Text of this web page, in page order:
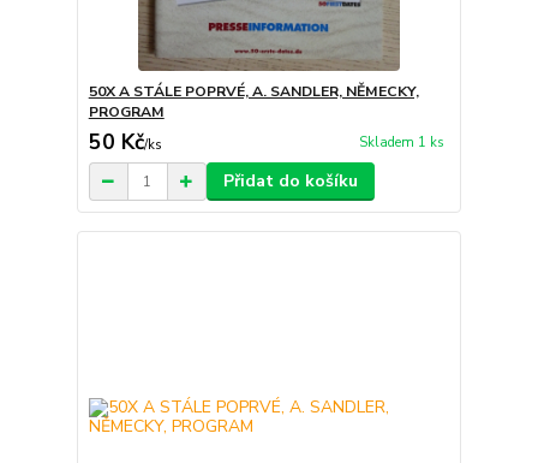
50X A STÁLE POPRVÉ, A. SANDLER, NĚMECKY,
PROGRAM
50 Kč/ks Skladem 1 ks
Přidat do košíku